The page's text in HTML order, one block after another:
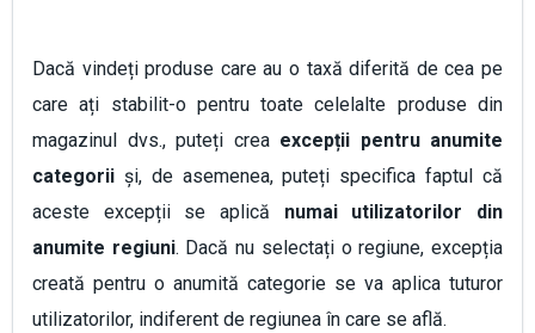
Dacă vindeți produse care au o taxă diferită de cea pe
care ați stabilit-o pentru toate celelalte produse din
magazinul dvs., puteți crea excepții pentru anumite
categorii și, de asemenea, puteți specifica faptul că
aceste excepții se aplică numai utilizatorilor din
anumite regiuni. Dacă nu selectați o regiune, excepția
creată pentru o anumită categorie se va aplica tuturor
utilizatorilor, indiferent de regiunea în care se află.